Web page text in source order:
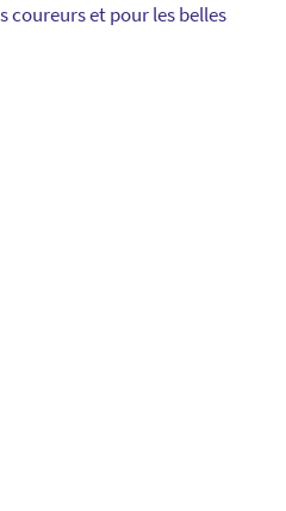
coureurs et pour les belles